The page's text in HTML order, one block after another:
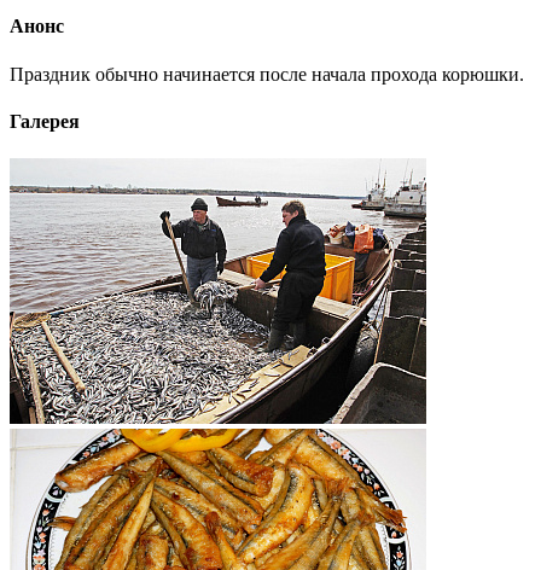
Анонс
Праздник обычно начинается после начала прохода корюшки.
Галерея